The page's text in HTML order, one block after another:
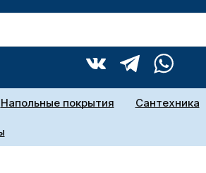
Напольные покрытия Сантехника